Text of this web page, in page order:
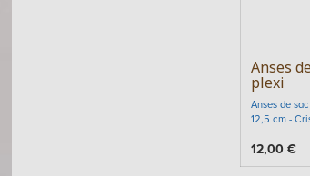
Anses
plexi
Anses de
12,5 cm -
12,00€